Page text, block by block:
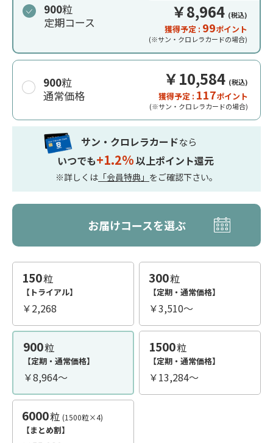
900粒
定期コース
￥8,964 税込
獲得予定 : 99ポイント
(※サン・クロレラカードの場合)
900粒
通常価格
￥10,584 税込
獲得予定 : 117ポイント
(※サン・クロレラカードの場合)
サン・クロレラカードなら
いつでも+1.2%以上ポイント還元
※詳しくは 「会員特典」 をご確認下さい。
お届けコースを選ぶ
150粒
【トライアル】
￥2,268
300粒
【定期・通常価格】
￥3,510～
900粒
【定期・通常価格】
￥8,964～
1500粒
【定期・通常価格】
￥13,284～
6000粒 (1500粒×4)
【まとめ割】